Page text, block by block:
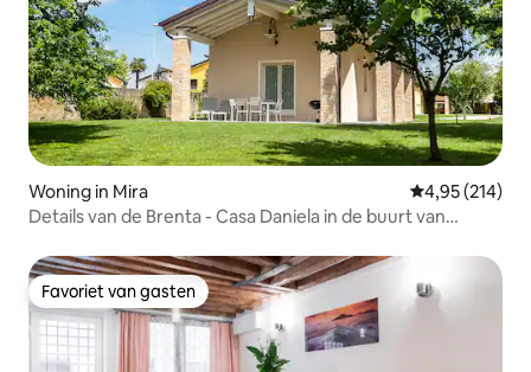
Woning in Mira Gemiddelde
4,95 (214)
Details van de Brenta - Casa Daniela in de buurt van
Favoriet van gasten
Favoriet van gasten